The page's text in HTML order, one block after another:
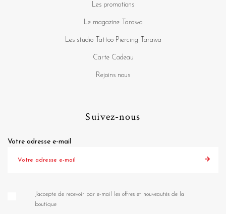
Les promotions
Le magazine Tarawa
Les studio Tattoo Piercing Tarawa
Carte Cadeau
Rejoins nous
Suivez-nous
Votre adresse e-mail
J'accepte de recevoir par e-mail les offres et nouveautés de la
boutique